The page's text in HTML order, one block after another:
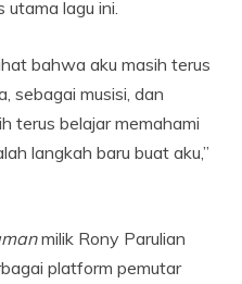
lagu ini.
bahwa aku masih terus
sebagai musisi, dan
terus belajar memahami
langkah baru buat aku,”
milik Rony Parulian
platform pemutar